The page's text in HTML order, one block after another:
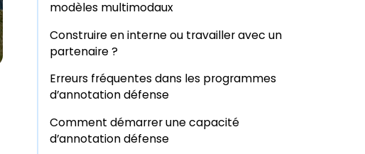
modèles multimodaux
Construire en interne ou travailler avec un
partenaire ?
Erreurs fréquentes dans les programmes
d’annotation défense
Comment démarrer une capacité
d’annotation défense